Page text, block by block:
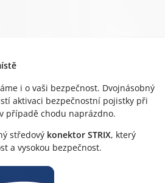
i o vaši bezpečnost. Dvojnásobný
aktivaci bezpečnostní pojistky při
případě chodu naprázdno.
středový konektor STRIX, který
a vysokou bezpečnost.